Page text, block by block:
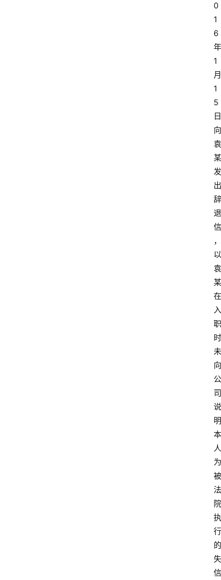
0
1
6
年
1
月
1
5
日
向
袁
某
发
出
辞
退
信
，
以
袁
某
在
入
职
时
未
向
公
司
说
明
本
人
为
被
法
院
执
行
的
失
信